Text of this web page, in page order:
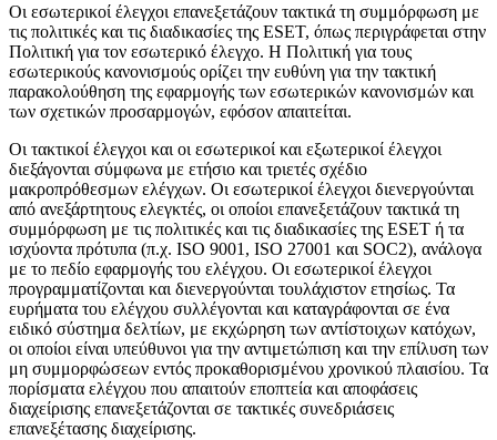
Οι εσωτερικοί έλεγχοι επανεξετάζουν τακτικά τη συμμόρφωση με
τις πολιτικές και τις διαδικασίες της ESET, όπως περιγράφεται στην
Πολιτική για τον εσωτερικό έλεγχο. Η Πολιτική για τους
εσωτερικούς κανονισμούς ορίζει την ευθύνη για την τακτική
παρακολούθηση της εφαρμογής των εσωτερικών κανονισμών και
των σχετικών προσαρμογών, εφόσον απαιτείται.
Οι τακτικοί έλεγχοι και οι εσωτερικοί και εξωτερικοί έλεγχοι
διεξάγονται σύμφωνα με ετήσιο και τριετές σχέδιο
μακροπρόθεσμων ελέγχων. Οι εσωτερικοί έλεγχοι διενεργούνται
από ανεξάρτητους ελεγκτές, οι οποίοι επανεξετάζουν τακτικά τη
συμμόρφωση με τις πολιτικές και τις διαδικασίες της ESET ή τα
ισχύοντα πρότυπα (π.χ. ISO 9001, ISO 27001 και SOC2), ανάλογα
με το πεδίο εφαρμογής του ελέγχου. Οι εσωτερικοί έλεγχοι
προγραμματίζονται και διενεργούνται τουλάχιστον ετησίως. Τα
ευρήματα του ελέγχου συλλέγονται και καταγράφονται σε ένα
ειδικό σύστημα δελτίων, με εκχώρηση των αντίστοιχων κατόχων,
οι οποίοι είναι υπεύθυνοι για την αντιμετώπιση και την επίλυση των
μη συμμορφώσεων εντός προκαθορισμένου χρονικού πλαισίου. Τα
πορίσματα ελέγχου που απαιτούν εποπτεία και αποφάσεις
διαχείρισης επανεξετάζονται σε τακτικές συνεδριάσεις
επανεξέτασης διαχείρισης.